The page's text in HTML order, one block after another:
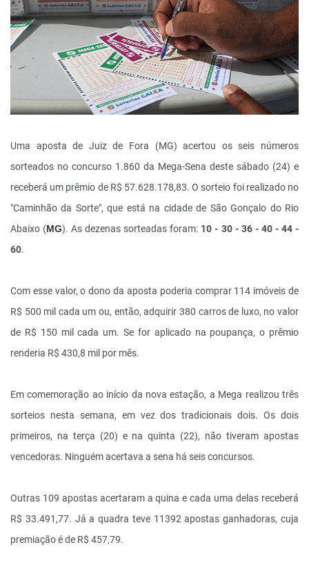
Uma aposta de Juiz de Fora (MG) acertou os seis números
sorteados no concurso 1.860 da Mega-Sena deste sábado (24) e
receberá um prêmio de R$ 57.628.178,83. O sorteio foi realizado no
"Caminhão da Sorte", que está na cidade de São Gonçalo do Rio
Abaixo (MG). As dezenas sorteadas foram: 10 - 30 - 36 - 40 - 44 -
60.
Com esse valor, o dono da aposta poderia comprar 114 imóveis de
R$ 500 mil cada um ou, então, adquirir 380 carros de luxo, no valor
de R$ 150 mil cada um. Se for aplicado na poupança, o prêmio
renderia R$ 430,8 mil por mês.
Em comemoração ao início da nova estação, a Mega realizou três
sorteios nesta semana, em vez dos tradicionais dois. Os dois
primeiros, na terça (20) e na quinta (22), não tiveram apostas
vencedoras. Ninguém acertava a sena há seis concursos.
Outras 109 apostas acertaram a quina e cada uma delas receberá
R$ 33.491,77. Já a quadra teve 11392 apostas ganhadoras, cuja
premiação é de R$ 457,79.